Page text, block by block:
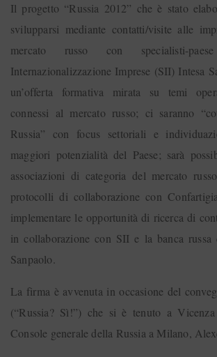
Il progetto “Russia 2012” che è stato
svilupparsi mediante contatti/visite alle
mercato russo con specialisti-
Internazionalizzazione Imprese (SII) Intesa
un’offerta formativa mirata su temi
connessi al mercato russo; ci saranno
Russia” con focus settoriali e
maggiori potenzialità del Paese; sarà
associazioni di categoria del mercato
protocolli di collaborazione con
implementare le opportunità di ricerca di
in collaborazione con SII e la banca russa
Sanpaolo.
La firma è avvenuta in occasione del
(“Russia? Sì!”) che si è tenuto a
Console generale della Russia a Milano,